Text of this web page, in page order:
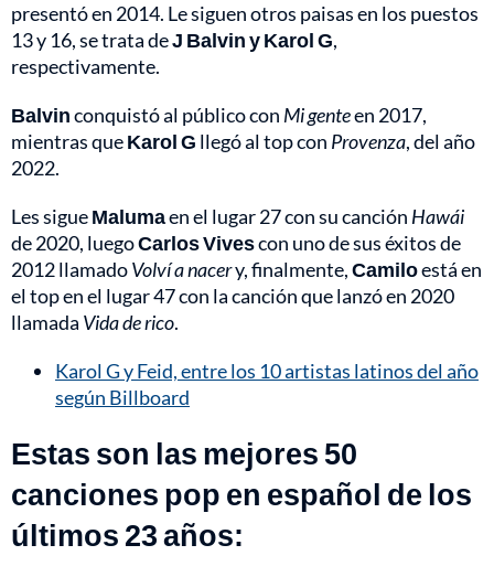
presentó en 2014. Le siguen otros paisas en los puestos
13 y 16, se trata deJ Balvin y Karol G,
respectivamente.
Balvinconquistó al público con Mi genteen 2017,
mientras queKarol G llegó al top con Provenza, del año
2022.
Les sigueMalumaen el lugar 27 con su canción Hawái
de 2020, luegoCarlos Vivescon uno de sus éxitos de
2012 llamadoVolví a nacery, finalmente,Camiloestá en
el top en el lugar 47 con la canción que lanzó en 2020
llamada Vida de rico.
Karol G y Feid, entre los 10 artistas latinos del año
según Billboard
Estas son las mejores 50
canciones pop en español de los
últimos 23 años: